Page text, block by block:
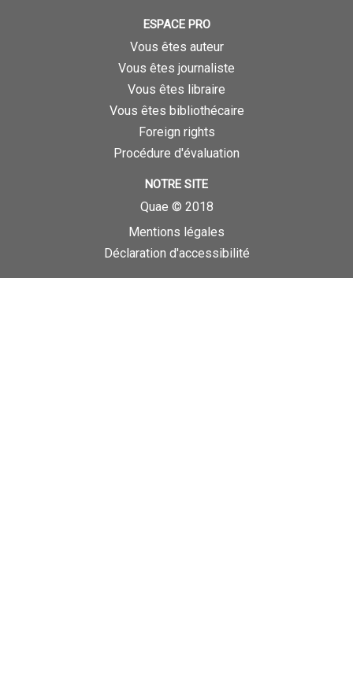
ESPACE PRO
Vous êtes auteur
Vous êtes journaliste
Vous êtes libraire
Vous êtes bibliothécaire
Foreign rights
Procédure d'évaluation
NOTRE SITE
Quae © 2018
Mentions légales
Déclaration d'accessibilité